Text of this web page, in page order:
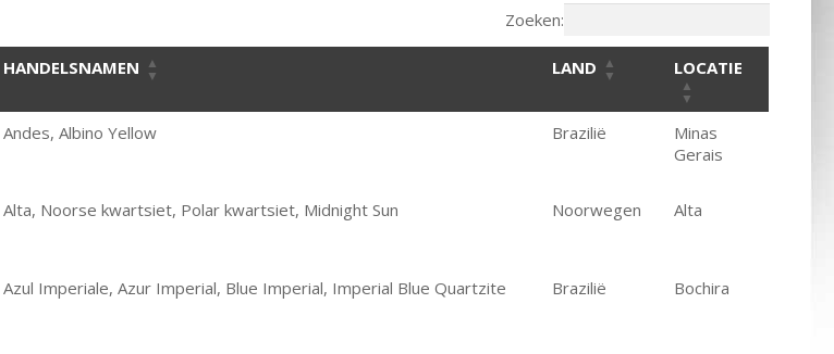
Zoeken:
HANDELSNAMEN LAND LOCATIE
Andes, Albino Yellow Brazilië
Minas
Gerais
Alta, Noorse kwartsiet, Polar kwartsiet, Midnight Sun Noorwegen Alta
Azul Imperiale, Azur Imperial, Blue Imperial, Imperial Blue Quartzite Brazilië Bochira